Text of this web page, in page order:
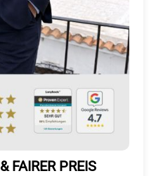
FAIRER PREIS